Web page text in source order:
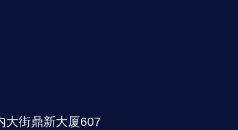
大街鼎新大厦607